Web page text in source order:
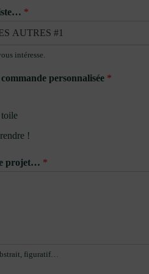
*
intéresse.
personnalisée *
toile
!
projet… *
figuratif…